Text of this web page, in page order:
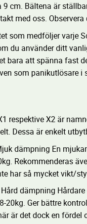
9 cm. Bältena är
med oss.
som medföljer varje
du använder ditt
bara att spänna fast
som panikutlösare i
respektive X2 är
Dessa är enkelt
dämpning En
Rekommenderas
har så mycket vikt/
dämpning
20kg. Ger bättre
är det dock en